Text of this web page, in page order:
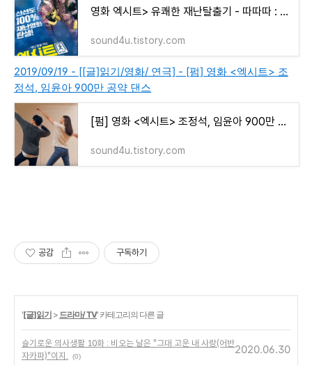
영화 엑시트> 유쾌한 재난탈출기 - 따따따 : 라디오에서 이승환의 슈퍼히어로 OST 듣고 영화 보러�
sound4u.tistory.com
2019/09/19 - [[글]읽기/영화/ 연극] - [펌] 영화 <엑시트> 조
정석, 임윤아 900만 공약 댄스
[펌] 영화 <엑시트> 조정석, 임윤아 900만 공약 댄스
sound4u.tistory.com
공감 구독하기
'[글]읽기 > 드라마/ TV' 카테고리의 다른 글
슬기로운 의사생활 10화 : 비오는 날은 "그대 고운 내 사랑(어반
자카파)"이지.
(0)
2020.06.30